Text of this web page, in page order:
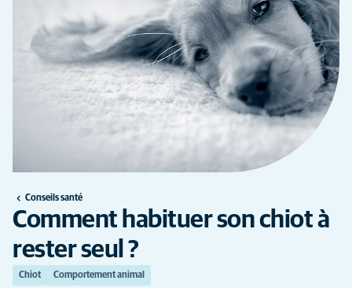
Conseils santé
Comment habituer son chiot à
rester seul ?
Chiot Comportement animal